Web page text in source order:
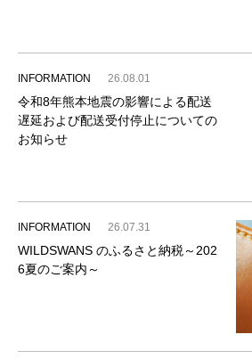
INFORMATION 26.08.01
令和8年熊本地震の影響による配送
遅延および配送受付停止についての
お知らせ
INFORMATION 26.07.31
WILDSWANS のふるさと納税～202
6夏のご案内～